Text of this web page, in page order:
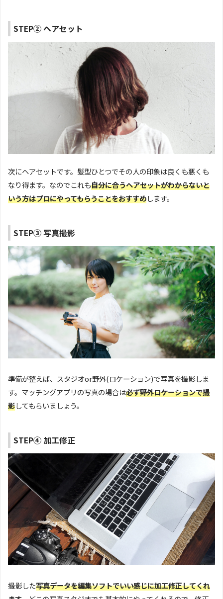
STEP② ヘアセット
次にヘアセットです。髪型ひとつでその人の印象は良くも悪くも
なり得ます。なのでこれも自分に合うヘアセットがわからないと
いう方はプロにやってもらうことをおすすめします。
STEP③ 写真撮影
準備が整えば、スタジオor野外(ロケーション)で写真を撮影しま
す。マッチングアプリの写真の場合は必ず野外ロケーションで撮
影してもらいましょう。
STEP④ 加工修正
撮影した写真データを編集ソフトでいい感じに加工修正してくれ